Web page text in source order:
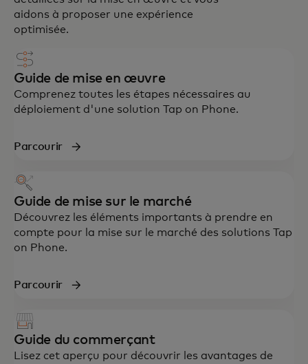
aidons à proposer une expérience
optimisée.
Guide de mise en œuvre
Comprenez toutes les étapes nécessaires au
déploiement d'une solution Tap on Phone.
Parcourir
Guide de mise sur le marché
Découvrez les éléments importants à prendre en
compte pour la mise sur le marché des solutions Tap
on Phone.
Parcourir
Guide du commerçant
Lisez cet aperçu pour découvrir les avantages de